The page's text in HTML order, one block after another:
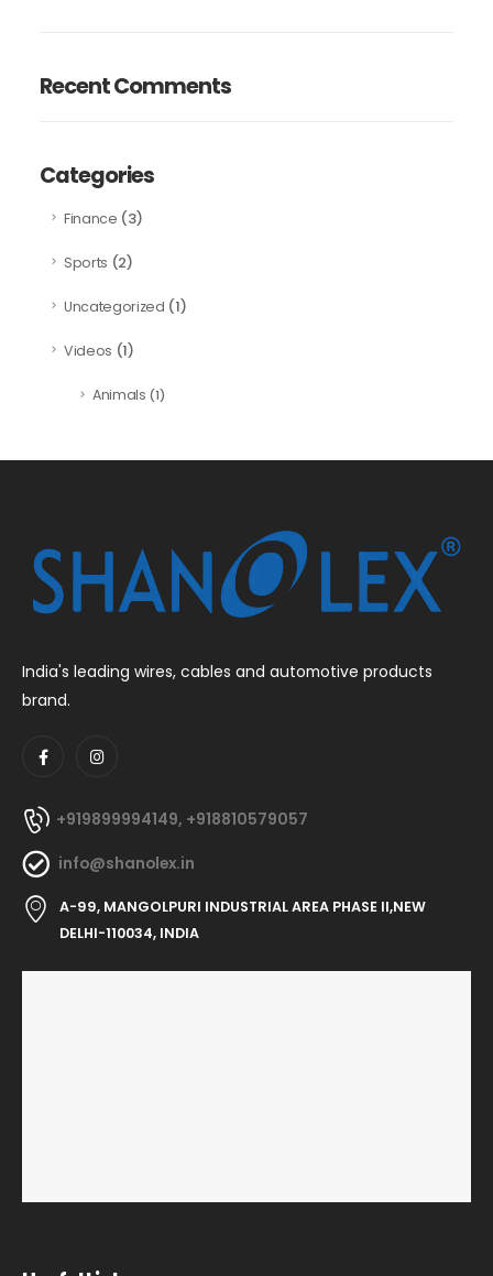
Recent Comments
Categories
Finance (3)
Sports (2)
Uncategorized (1)
Videos (1)
Animals (1)
India's leading wires, cables and automotive products
brand.
+919899994149, +918810579057
info@shanolex.in
A-99, MANGOLPURI INDUSTRIAL AREA PHASE II,NEW
DELHI-110034, INDIA